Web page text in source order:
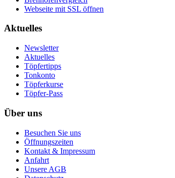
Webseite mit SSL öffnen
Aktuelles
Newsletter
Aktuelles
Töpfertipps
Tonkonto
Töpferkurse
Töpfer-Pass
Über uns
Besuchen Sie uns
Öffnungszeiten
Kontakt & Impressum
Anfahrt
Unsere AGB